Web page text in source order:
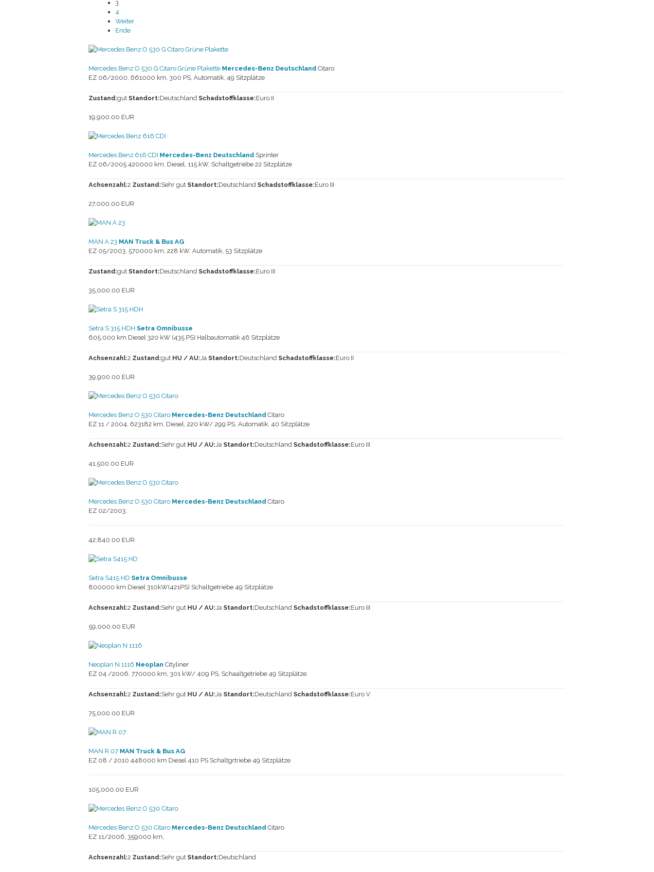
3
4
Weiter
Ende
Mercedes Benz O 530 G Citaro Grüne Plakette Mercedes-Benz Deutschland Citaro
EZ 06/2000, 661000 km, 300 PS, Automatik, 49 Sitzplätze
Zustand:gut Standort:Deutschland Schadstoffklasse:Euro II
19,900.00 EUR
Mercedes Benz 616 CDI Mercedes-Benz Deutschland Sprinter
EZ 06/2005 420000 km, Diesel, 115 kW, Schaltgetriebe 22 Sitzplätze
Achsenzahl:2 Zustand:Sehr gut Standort:Deutschland Schadstoffklasse:Euro III
27,000.00 EUR
MAN A 23 MAN Truck & Bus AG
EZ 05/2003, 570000 km, 228 kW, Automatik, 53 Sitzplätze
Zustand:gut Standort:Deutschland Schadstoffklasse:Euro III
35,000.00 EUR
Setra S 315 HDH Setra Omnibusse
605.000 km Diesel 320 kW (435 PS) Halbautomatik 46 Sitzplätze
Achsenzahl:2 Zustand:gut HU / AU:Ja Standort:Deutschland Schadstoffklasse:Euro II
39,900.00 EUR
Mercedes Benz O 530 Citaro Mercedes-Benz Deutschland Citaro
EZ 11 / 2004, 623182 km, Diesel, 220 kW/ 299 PS, Automatik, 40 Sitzplätze
Achsenzahl:2 Zustand:Sehr gut HU / AU:Ja Standort:Deutschland Schadstoffklasse:Euro III
41,500.00 EUR
Mercedes Benz O 530 Citaro Mercedes-Benz Deutschland Citaro
EZ 02/2003,
42,840.00 EUR
Setra S415 HD Setra Omnibusse
800000 km Diesel 310kW(421PS) Schaltgetriebe 49 Sitzplätze
Achsenzahl:2 Zustand:Sehr gut HU / AU:Ja Standort:Deutschland Schadstoffklasse:Euro III
59,000.00 EUR
Neoplan N 1116 Neoplan Cityliner
EZ 04 /2006, 770000 km, 301 kW/ 409 PS, Schaaltgetriebe 49 Sitzplätze.
Achsenzahl:2 Zustand:Sehr gut HU / AU:Ja Standort:Deutschland Schadstoffklasse:Euro V
75,000.00 EUR
MAN R 07 MAN Truck & Bus AG
EZ 08 / 2010 448000 km Diesel 410 PS Schaltgrtriebe 49 Sitzplätze
105,000.00 EUR
Mercedes Benz O 530 Citaro Mercedes-Benz Deutschland Citaro
EZ 11/2006, 359000 km,
Achsenzahl:2 Zustand:Sehr gut Standort:Deutschland